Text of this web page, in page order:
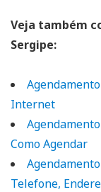
Veja também
Sergipe:
Internet
Como Agendar
Telefone,